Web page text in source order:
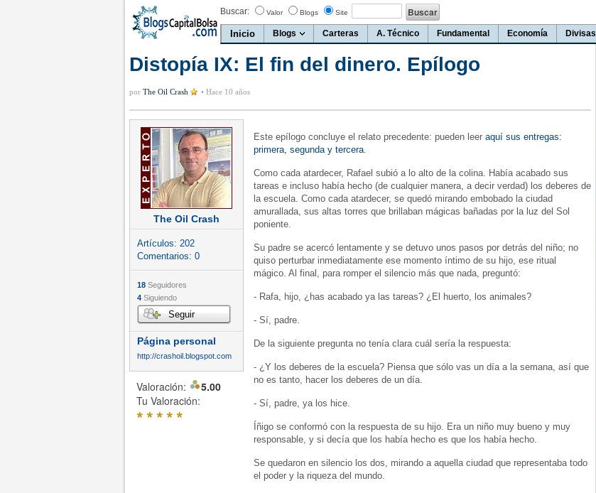
Buscar: Valor Blogs Site
Inicio Blogs Carteras A. Técnico Fundamental Economía Divisas
Distopía IX: El fin del dinero. Epílogo
por The Oil Crash • Hace 10 años
The Oil Crash
Artículos: 202
Comentarios: 0
18 Seguidores
4 Siguiendo
Seguir
Página personal
http://crashoil.blogspot.com
Valoración:
5.00
Tu Valoración:
*****
Este epílogo concluye el relato precedente: pueden leer aquí sus entregas:
primera, segunda y tercera.
Como cada atardecer, Rafael subió a lo alto de la colina. Había acabado sus
tareas e incluso había hecho (de cualquier manera, a decir verdad) los deberes de
la escuela. Como cada atardecer, se quedó mirando embobado la ciudad
amurallada, sus altas torres que brillaban mágicas bañadas por la luz del Sol
poniente.
Su padre se acercó lentamente y se detuvo unos pasos por detrás del niño; no
quiso perturbar inmediatamente ese momento íntimo de su hijo, ese ritual
mágico. Al final, para romper el silencio más que nada, preguntó:
- Rafa, hijo, ¿has acabado ya las tareas? ¿El huerto, los animales?
- Sí, padre.
De la siguiente pregunta no tenía clara cuál sería la respuesta:
- ¿Y los deberes de la escuela? Piensa que sólo vas un día a la semana, así que
no es tanto, hacer los deberes de un día.
- Sí, padre, ya los hice.
Íñigo se conformó con la respuesta de su hijo. Era un niño muy bueno y muy
responsable, y si decía que los había hecho es que los había hecho.
Se quedaron en silencio los dos, mirando a aquella ciudad que representaba todo
el poder y la riqueza del mundo.